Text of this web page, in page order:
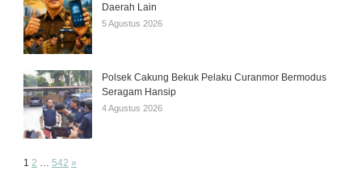
Daerah Lain
5 Agustus 2026
Polsek Cakung Bekuk Pelaku Curanmor Bermodus
Seragam Hansip
4 Agustus 2026
Page:
1 2 … 542 Next
»